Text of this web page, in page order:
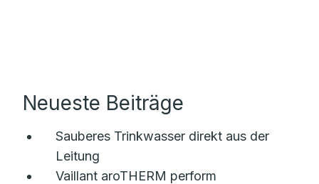
Neueste Beiträge
Sauberes Trinkwasser direkt aus der
Leitung
Vaillant aroTHERM perform